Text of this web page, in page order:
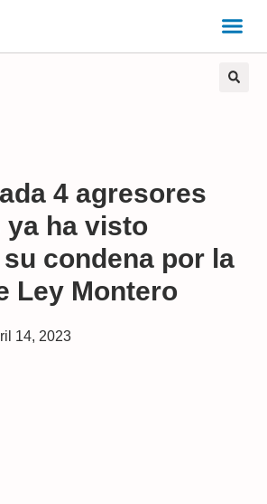
4 agresores
ya ha visto
condena por la
Ley Montero
14, 2023